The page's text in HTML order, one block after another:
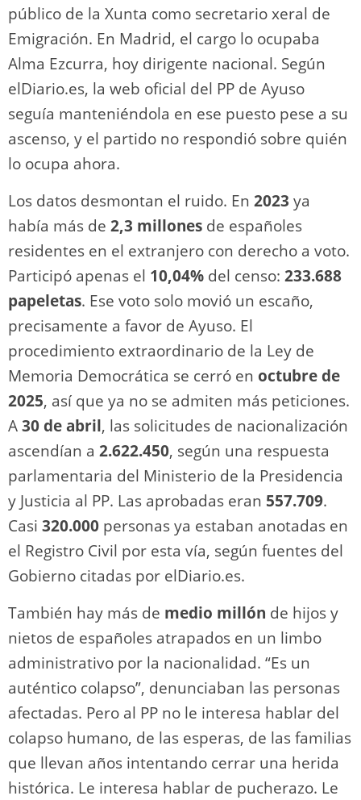
público de la Xunta como secretario xeral de
Emigración. En Madrid, el cargo lo ocupaba
Alma Ezcurra, hoy dirigente nacional. Según
elDiario.es, la web oficial del PP de Ayuso
seguía manteniéndola en ese puesto pese a su
ascenso, y el partido no respondió sobre quién
lo ocupa ahora.
Los datos desmontan el ruido. En 2023 ya
había más de 2,3 millones de españoles
residentes en el extranjero con derecho a voto.
Participó apenas el 10,04% del censo: 233.688
papeletas. Ese voto solo movió un escaño,
precisamente a favor de Ayuso. El
procedimiento extraordinario de la Ley de
Memoria Democrática se cerró en octubre de
2025, así que ya no se admiten más peticiones.
A30 de abril, las solicitudes de nacionalización
ascendían a 2.622.450, según una respuesta
parlamentaria del Ministerio de la Presidencia
y Justicia al PP. Las aprobadas eran 557.709.
Casi 320.000 personas ya estaban anotadas en
el Registro Civil por esta vía, según fuentes del
Gobierno citadas por elDiario.es.
También hay más de medio millón de hijos y
nietos de españoles atrapados en un limbo
administrativo por la nacionalidad. “Es un
auténtico colapso”, denunciaban las personas
afectadas. Pero al PP no le interesa hablar del
colapso humano, de las esperas, de las familias
que llevan años intentando cerrar una herida
histórica. Le interesa hablar de pucherazo. Le